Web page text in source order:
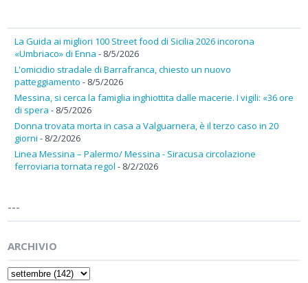
La Guida ai migliori 100 Street food di Sicilia 2026 incorona
«Umbriaco» di Enna - 8/5/2026
L'omicidio stradale di Barrafranca, chiesto un nuovo
patteggiamento - 8/5/2026
Messina, si cerca la famiglia inghiottita dalle macerie. I vigili: «36 ore
di spera - 8/5/2026
Donna trovata morta in casa a Valguarnera, è il terzo caso in 20
giorni - 8/2/2026
Linea Messina – Palermo/ Messina - Siracusa circolazione
ferroviaria tornata regol - 8/2/2026
---
ARCHIVIO